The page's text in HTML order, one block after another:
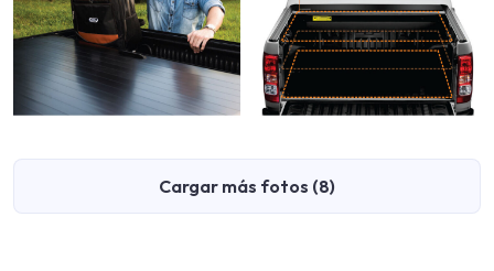
Cargar más fotos (8)